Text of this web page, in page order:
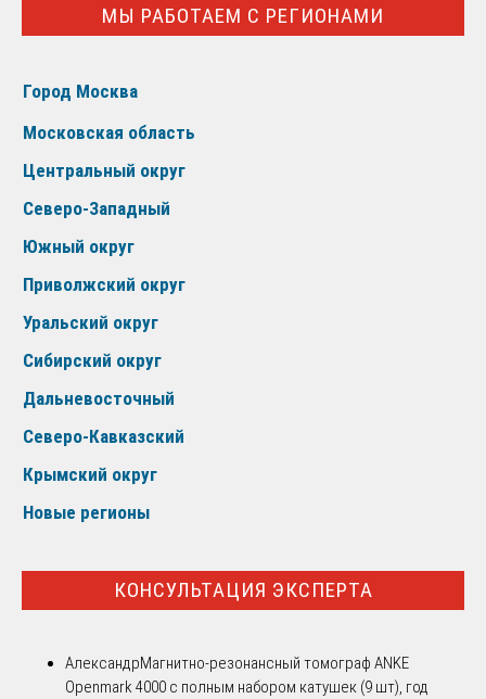
МЫ РАБОТАЕМ С РЕГИОНАМИ
Город Москва
Московская область
Центральный округ
Северо-Западный
Южный округ
Приволжский округ
Уральский округ
Сибирский округ
Дальневосточный
Северо-Кавказский
Крымский округ
Новые регионы
КОНСУЛЬТАЦИЯ ЭКСПЕРТА
АлександрМагнитно-резонансный томограф ANKE
Openmark 4000 с полным набором катушек (9 шт), год